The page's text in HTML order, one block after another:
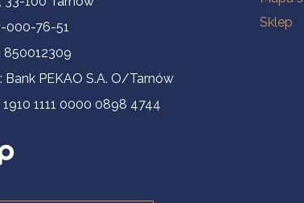
000-76-51
850012309
Bank PEKAO S.A. O/Tarnów
1111 0000 0898 4744
Sklep